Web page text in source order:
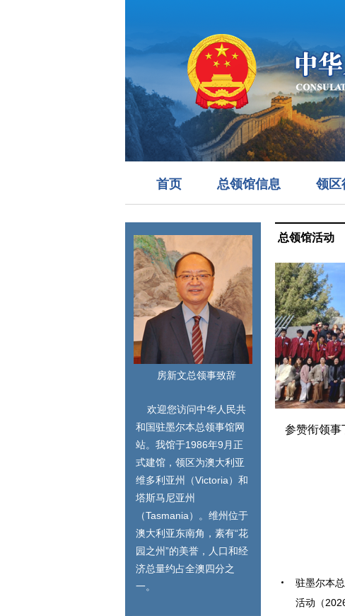
首页 总领馆信息 领区
房新文总领事致辞
欢迎您访问中华人民共
和国驻墨尔本总领事馆网
站。我馆于1986年9月正
式建馆，领区为澳大利亚
维多利亚州（Victoria）和
塔斯马尼亚州
（Tasmania）。维州位于
澳大利亚东南角，素有“花
园之州”的美誉，人口和经
济总量约占全澳四分之
一。
总领馆活动
驻墨尔本总领馆举办2026年度平安留学座谈会
参赞衔领事
驻墨尔本
活动（
习近平会见联合国秘书长古特雷斯